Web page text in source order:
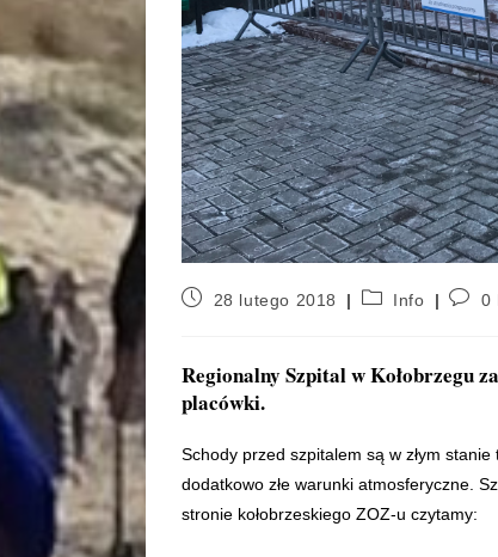
28 lutego 2018 Info 0
Regionalny Szpital w Kołobrzegu
placówki.
Schody przed szpitalem są w złym
dodatkowo złe warunki atmosferyczne.
stronie kołobrzeskiego ZOZ-u czytamy: